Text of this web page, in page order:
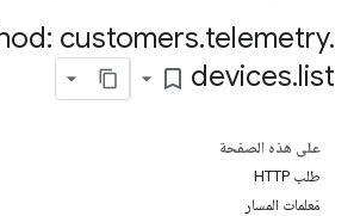
customers.telemetry.
devices.list
bookmark_border
على هذه الصفحة
طلب HTTP
مَعلمات المسار